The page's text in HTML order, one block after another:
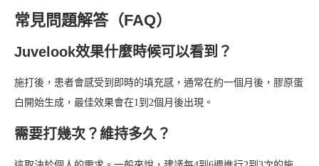
常見問題解答（FAQ）
Juvelook效果什麼時候可以看到？
施打後，患者會感受到即時的填充感，通常在約一個月後，膠原蛋
白開始生成，最佳效果會在1到2個月後出現。
需要打幾次？維持多久？